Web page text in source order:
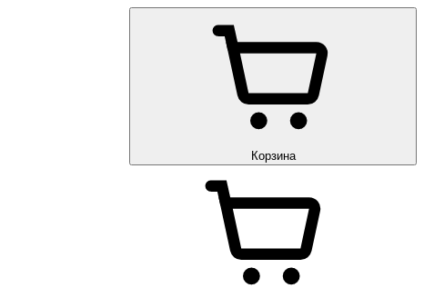
Корзина